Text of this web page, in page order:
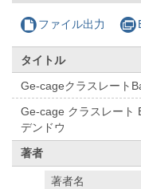
ファイル出力
タイトル
Ge-cageクラスレート
Ge-cage クラスレート
デンドウ
著者
著者名